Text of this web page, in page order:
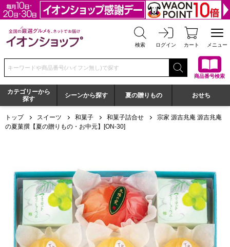
全国の厳選グルメを、ネットでお届け イオンショップ
検索 ログイン カート メニュー
検索キーワードまたは商品番号を入力してください
商品番号検索
カテゴリーから
探す
シーンから探す 夏の贈りもの おせち
トップ スイーツ 和菓子 和菓子詰合せ
宗家 源吉兆庵 源吉兆庵
の夏菓撰【夏の贈りもの・お中元】[ON-30]